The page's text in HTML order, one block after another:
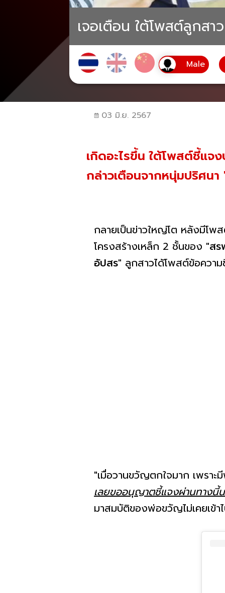
เจอเตือน ใต้โพสต์ลูกส
03 มิ.ย. 2567
เกิดอะไรขึ้น ใต้โพสต์ชี้แ
กล่าวเตือนจากหนุ่มปริศน
กลายเป็นข่าวใหญ่โต หลังมีโพ
โครงสร้างเหล็ก 2 ชั้นของ "ส
อัปสร" ลูกสาวได้โพสต์ข้อควา
"เมื่อวานขวัญตกใจมาก เพรา
เลยขออนุญาตชี้แจงผ่านทาง
มาสมบัติของพ่อขวัญไม่เคยเข้า